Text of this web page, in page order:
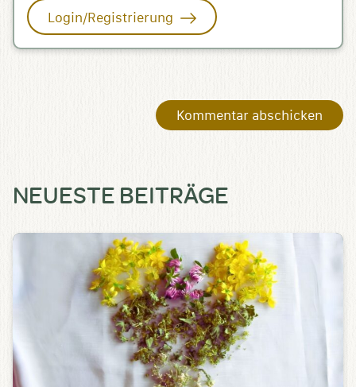
Login/Registrierung
NEUESTE BEITRÄGE